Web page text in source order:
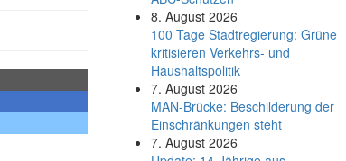
8. August 2026
100 Tage Stadtregierung: Grüne
kritisieren Verkehrs- und
Haushaltspolitik
7. August 2026
MAN-Brücke: Beschilderung der
Einschränkungen steht
7. August 2026